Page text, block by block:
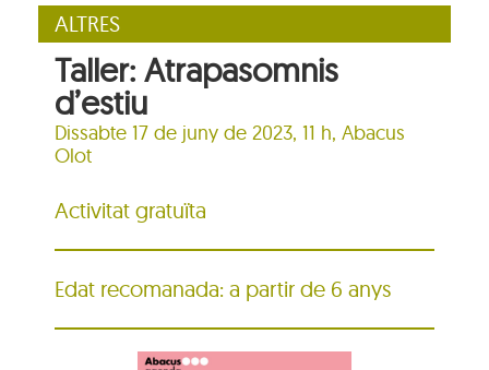
ALTRES
Taller: Atrapasomnis
d’estiu
Dissabte 17 de juny de 2023, 11 h, Abacus
Olot
Activitat gratuïta
Edat recomanada: a partir de 6 anys